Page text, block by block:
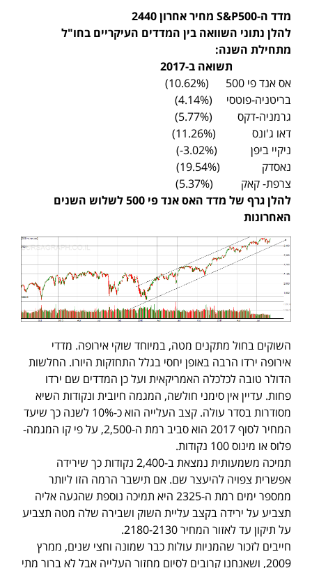
מדד ה-S&P500
מחיר אחרון 2440
להלן נתוני השוואה בין המדדים העיקריים בחו"ל
מתחילת השנה:
תשואה ב-2017
אס אנד פי 500 (10.62%)
בריטניה-פוטסי (4.14%)
גרמניה-דקס (5.77%)
דאו ג'ונס (11.26%)
ניקיי ביפן (3.02%-)
נאסדק (19.54%)
צרפת- קאק (5.37%)
להלן גרף של מדד האס אנד פי 500 לשלוש השנים
האחרונות
השוקים בחול מתקנים מטה, במיוחד שוקי אירופה. מדדי
אירופה ירדו הרבה באופן יחסי בגלל התחזקות היורו. החלשות
הדולר טובה לכלכלה האמריקאית ועל כן המדדים שם ירדו
פחות. עדיין אין סימני חולשה, המגמה חיובית ונקודות השיא
מסודרות בסדר עולה. קצב העלייה הוא כ-10% לשנה כך שיעד
המחיר לסוף 2017 הוא סביב רמת ה-2,500, על פי קו המגמה-
פלוס או מינוס 100 נקודות.
תמיכה משמעותית נמצאת ב-2,400 נקודות כך שירידה
אפשרית צפויה להיעצר שם. אם תישבר הרמה הזו ליותר
ממספר ימים רמת ה-2325 היא תמיכה נוספת שהגעה אליה
תצביע על ירידה בקצב עליית השוק ושבירה שלה מטה תצביע
על תיקון עד לאזור המחיר 2180-2130.
חייבים לזכור שהמניות עולות כבר שמונה וחצי שנים, ממרץ
2009, ושאנחנו קרובים לסיום מחזור העלייה אבל לא ברור מתי